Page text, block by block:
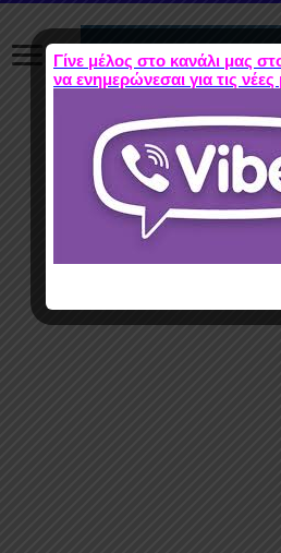
Γίνε μέλος στο κανάλι μας
να ενημερώνεσαι για τις νέες